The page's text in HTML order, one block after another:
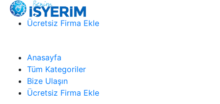
Ücretsiz Firma Ekle
Anasayfa
Tüm Kategoriler
Bize Ulaşın
Ücretsiz Firma Ekle